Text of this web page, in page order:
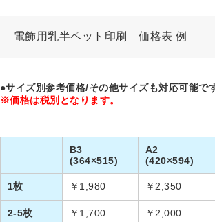
電飾用乳半ペット印刷 価格表 例
●サイズ別参考価格/その他サイズも対応可能で
※価格は税別となります。
B3
(364×515)
A2
(420×594)
1枚 ￥1,980 ￥2,350
2-5枚 ￥1,700 ￥2,000